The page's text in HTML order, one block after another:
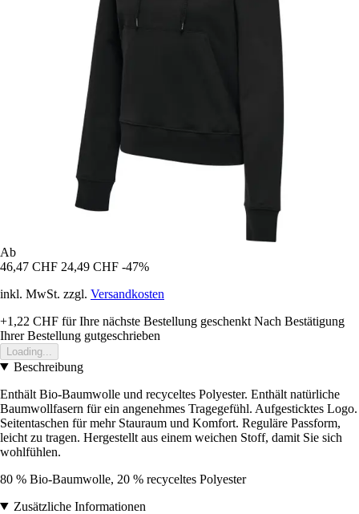
Ab
46,47 CHF 24,49 CHF -47%
inkl. MwSt. zzgl. Versandkosten
+1,22 CHF für Ihre nächste Bestellung geschenkt Nach Bestätigung
Ihrer Bestellung gutgeschrieben
Loading...
Beschreibung
Enthält Bio-Baumwolle und recyceltes Polyester. Enthält natürliche
Baumwollfasern für ein angenehmes Tragegefühl. Aufgesticktes Logo.
Seitentaschen für mehr Stauraum und Komfort. Reguläre Passform,
leicht zu tragen. Hergestellt aus einem weichen Stoff, damit Sie sich
wohlfühlen.
80 % Bio-Baumwolle, 20 % recyceltes Polyester
Zusätzliche Informationen